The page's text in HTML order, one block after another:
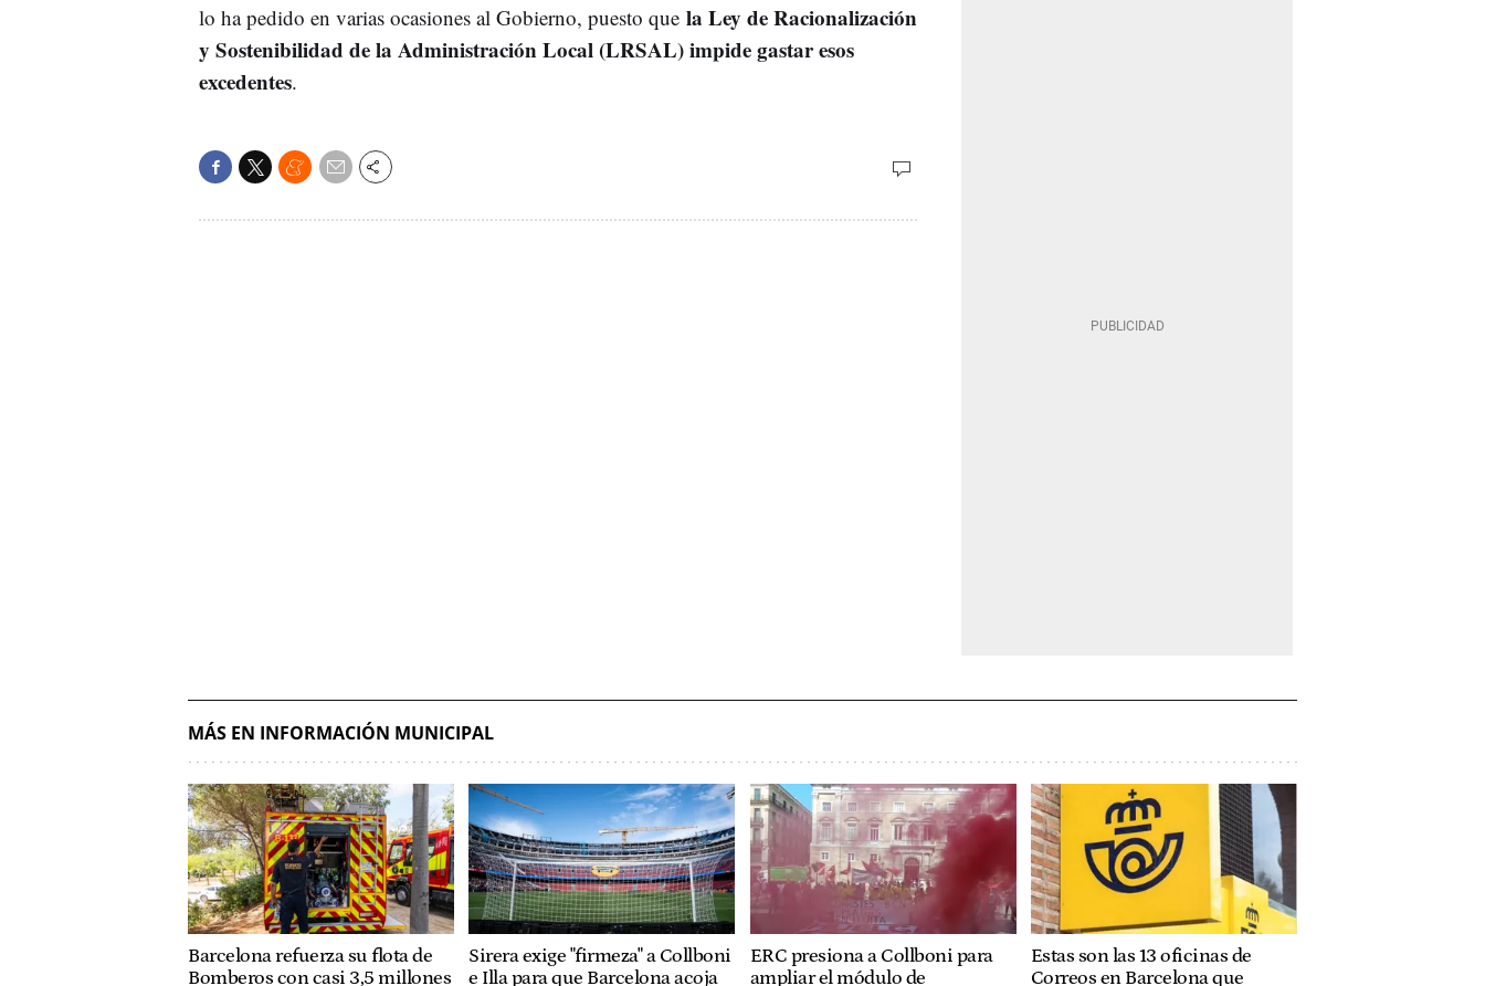
lo ha pedido en varias ocasiones al Gobierno, puesto que la Ley de Racionalización
y Sostenibilidad de la Administración Local (LRSAL) impide gastar esos
excedentes.
MÁS EN INFORMACIÓN MUNICIPAL
Barcelona refuerza su flota de
Bomberos con casi 3,5 millones
Sirera exige "firmeza" a Collboni
e Illa para que Barcelona acoja
ERC presiona a Collboni para
ampliar el módulo de
Estas son las 13 oficinas de
Correos en Barcelona que